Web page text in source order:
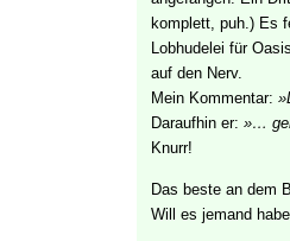
komplett, puh.) Es
Lobhudelei für
auf den Nerv.
Mein Kommentar:
Daraufhin er: »…
Knurr!
Das beste an dem
Will es jemand